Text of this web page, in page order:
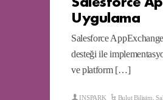
Uygulama
Salesforce
desteği ile
ve platform […]
INSPARK Bulut Bilişim ,